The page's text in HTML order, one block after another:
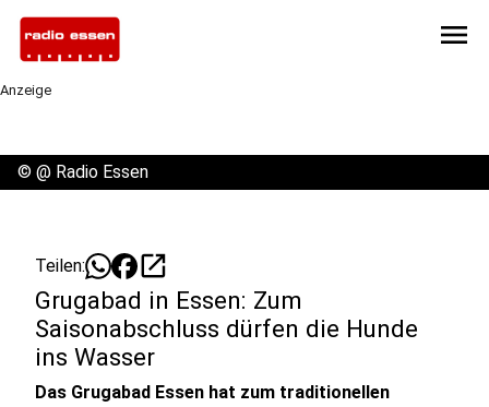
menu
Anzeige
© @ Radio Essen
Teilen: open_in_new
Grugabad in Essen: Zum
Saisonabschluss dürfen die Hunde
ins Wasser
Das Grugabad Essen hat zum traditionellen